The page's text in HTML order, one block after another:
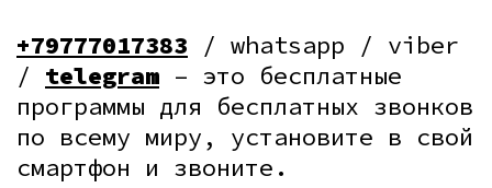
+79777017383 / whatsapp / viber
/ telegram – это бесплатные
программы для бесплатных звонков
по всему миру, установите в свой
смартфон и звоните.